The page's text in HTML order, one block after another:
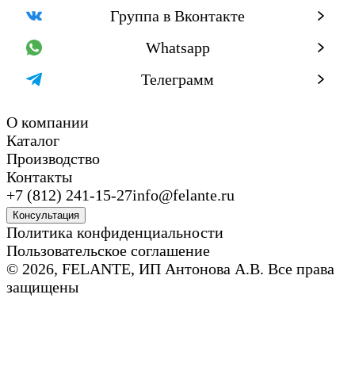
Группа в Вконтакте
Whatsapp
Телеграмм
О компании
Каталог
Производство
Контакты
+7 (812) 241-15-27info@felante.ru
Консультация
Политика конфиденциальности
Пользовательское соглашение
© 2026, FELANTE, ИП Антонова А.В. Все права
защищены